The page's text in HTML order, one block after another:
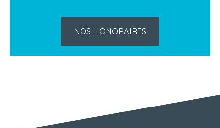
NOS HONORAIRES